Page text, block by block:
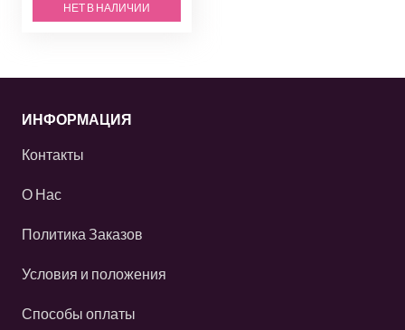
НЕТ В НАЛИЧИИ
ИНФОРМАЦИЯ
Контакты
О Нас
Политика Заказов
Условия и положения
Способы оплаты